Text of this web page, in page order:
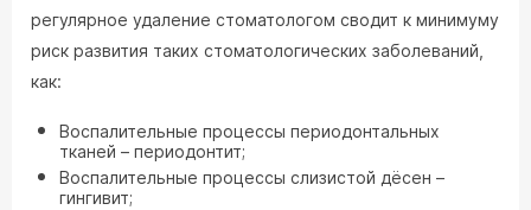
регулярное удаление стоматологом сводит к минимуму
риск развития таких стоматологических заболеваний,
как:
Воспалительные процессы периодонтальных
тканей – периодонтит;
Воспалительные процессы слизистой дёсен –
гингивит;